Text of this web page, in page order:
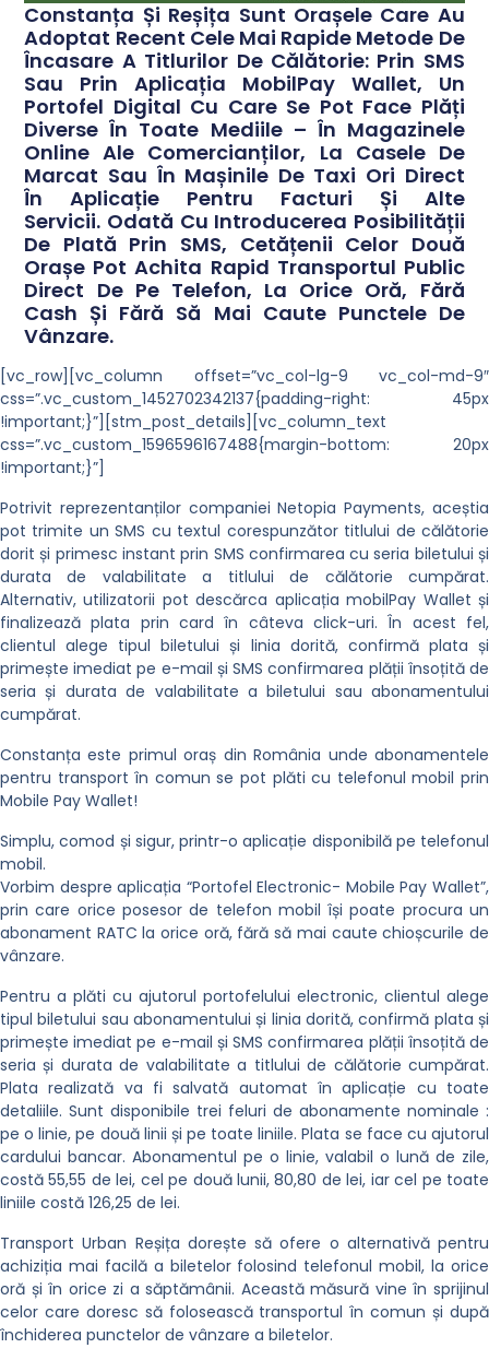
Constanța Și Reșița Sunt Orașele Care Au
Adoptat Recent Cele Mai Rapide Metode De
Încasare A Titlurilor De Călătorie: Prin SMS
Sau Prin Aplicația MobilPay Wallet, Un
Portofel Digital Cu Care Se Pot Face Plăți
Diverse În Toate Mediile – În Magazinele
Online Ale Comercianților, La Casele De
Marcat Sau În Mașinile De Taxi Ori Direct
În Aplicație Pentru Facturi Și Alte
Servicii. Odată Cu Introducerea Posibilității
De Plată Prin SMS, Cetățenii Celor Două
Orașe Pot Achita Rapid Transportul Public
Direct De Pe Telefon, La Orice Oră, Fără
Cash Și Fără Să Mai Caute Punctele De
Vânzare.
[vc_row][vc_column offset=”vc_col-lg-9 vc_col-md-9″
css=”.vc_custom_1452702342137{padding-right: 45px
!important;}”][stm_post_details][vc_column_text
css=”.vc_custom_1596596167488{margin-bottom: 20px
!important;}”]
Potrivit reprezentanților companiei Netopia Payments, aceștia
pot trimite un SMS cu textul corespunzător titlului de călătorie
dorit și primesc instant prin SMS confirmarea cu seria biletului și
durata de valabilitate a titlului de călătorie cumpărat.
Alternativ, utilizatorii pot descărca aplicația mobilPay Wallet și
finalizează plata prin card în câteva click-uri. În acest fel,
clientul alege tipul biletului și linia dorită, confirmă plata și
primește imediat pe e-mail și SMS confirmarea plății însoțită de
seria și durata de valabilitate a biletului sau abonamentului
cumpărat.
Constanța este primul oraș din România unde abonamentele
pentru transport în comun se pot plăti cu telefonul mobil prin
Mobile Pay Wallet!
Simplu, comod și sigur, printr-o aplicație disponibilă pe telefonul
mobil.
Vorbim despre aplicația “Portofel Electronic- Mobile Pay Wallet”,
prin care orice posesor de telefon mobil își poate procura un
abonament RATC la orice oră, fără să mai caute chioșcurile de
vânzare.
Pentru a plăti cu ajutorul portofelului electronic, clientul alege
tipul biletului sau abonamentului și linia dorită, confirmă plata și
primește imediat pe e-mail și SMS confirmarea plății însoțită de
seria și durata de valabilitate a titlului de călătorie cumpărat.
Plata realizată va fi salvată automat în aplicație cu toate
detaliile. Sunt disponibile trei feluri de abonamente nominale :
pe o linie, pe două linii și pe toate liniile. Plata se face cu ajutorul
cardului bancar. Abonamentul pe o linie, valabil o lună de zile,
costă 55,55 de lei, cel pe două lunii, 80,80 de lei, iar cel pe toate
liniile costă 126,25 de lei.
Transport Urban Reșița dorește să ofere o alternativă pentru
achiziția mai facilă a biletelor folosind telefonul mobil, la orice
oră și în orice zi a săptămânii. Această măsură vine în sprijinul
celor care doresc să folosească transportul în comun și după
închiderea punctelor de vânzare a biletelor.